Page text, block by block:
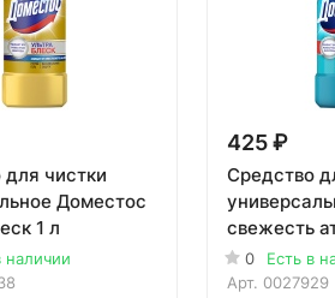
чистки
Доместос
1 л
наличии
425 ₽
Средство
свежесть
0
Есть в
Арт. 0027929